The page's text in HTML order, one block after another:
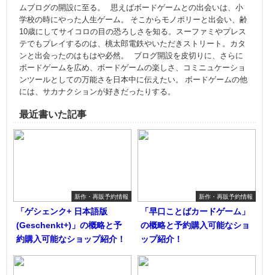
ムブログの開設に至る。 思えばボードゲームとの出会いは、小
学校の時にやった人生ゲーム。 そこからモノポリーと出会い、齢
10歳にしてサイコロの目の恐ろしさを知る。スーファミやプレス
テでもプレイするのは、桃太郎電鉄やいただきストリート。カタ
ンと出会ったのはもはや必然。 ブログ開設を皮切りに、さらに
ボードゲームを広め、ボードゲームの楽しさ、コミニュケーショ
ンツールとしての万能さを日本中に伝えたい。 ボードゲームの他
には、サカナクションが好きだったりする。
最近書いた記事
新作・再販予約情報
「ゲシェンク+ 日本語版
(Geschenkt+)」の概略と予
約購入可能なショップ紹介！
新作・再販予約情報
「早口ことばカードゲーム」
の概略と予約購入可能なショ
ップ紹介！